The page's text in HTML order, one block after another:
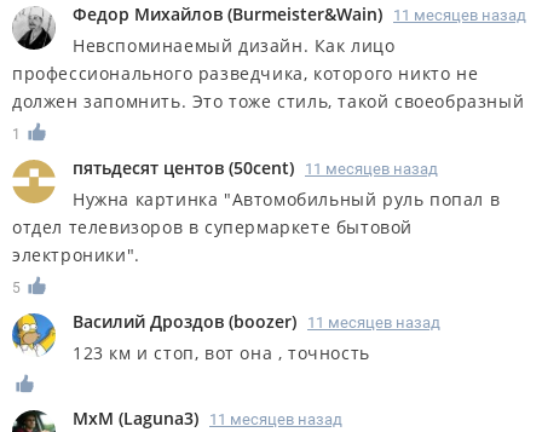
Федор Михайлов (Burmeister&Wain) 11 месяцев назад
Невспоминаемый дизайн. Как лицо
профессионального разведчика, которого никто не
должен запомнить. Это тоже стиль, такой своеобразный
1
пятьдесят центов (50cent) 11 месяцев назад
Нужна картинка "Автомобильный руль попал в
отдел телевизоров в супермаркете бытовой
электроники".
5
Василий Дроздов (boozer) 11 месяцев назад
123 км и стоп, вот она , точность
MxM (Laguna3) 11 месяцев назад